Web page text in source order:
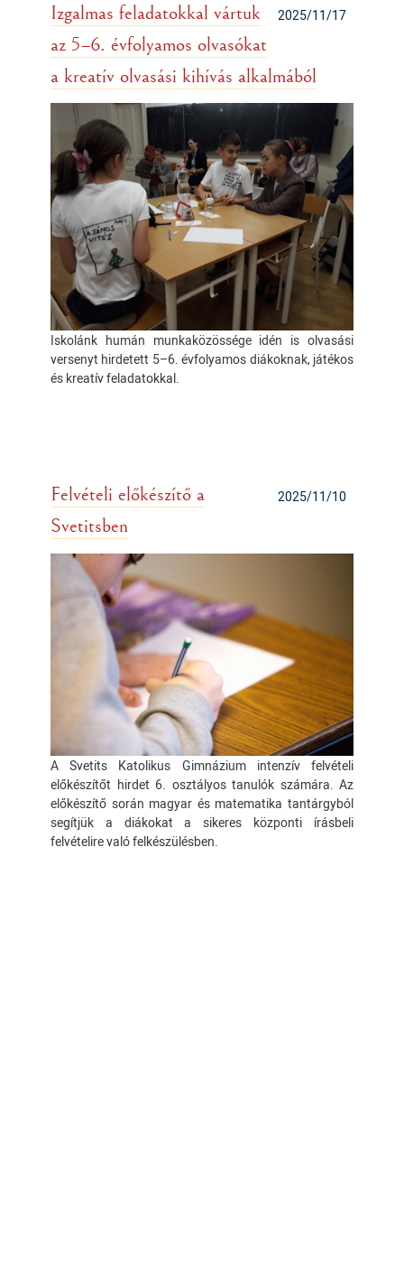
2025/11/17
Izgalmas feladatokkal vártuk
az 5–6. évfolyamos olvasókat
a kreatív olvasási kihívás alkalmából
Iskolánk humán munkaközössége idén is olvasási
versenyt hirdetett 5–6. évfolyamos diákoknak, játékos
és kreatív feladatokkal.
2025/11/10
Felvételi előkészítő a
Svetitsben
A Svetits Katolikus Gimnázium intenzív felvételi
előkészítőt hirdet 6. osztályos tanulók számára. Az
előkészítő során magyar és matematika tantárgyból
segítjük a diákokat a sikeres központi írásbeli
felvételire való felkészülésben.